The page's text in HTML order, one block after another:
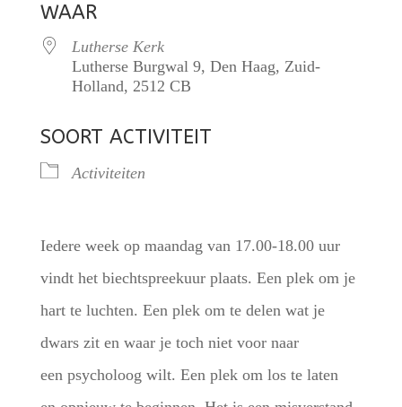
WAAR
Lutherse Kerk
Lutherse Burgwal 9, Den Haag, Zuid-
Holland, 2512 CB
SOORT ACTIVITEIT
Activiteiten
Iedere week op maandag van 17.00-18.00 uur
vindt het biechtspreekuur plaats. Een plek om je
hart te luchten. Een plek om te delen wat je
dwars zit en waar je toch niet voor naar
een psycholoog wilt. Een plek om los te laten